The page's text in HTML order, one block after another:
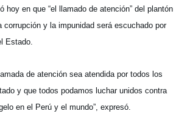
hoy en que “el llamado de atención” del plantón
corrupción y la impunidad será escuchado por
Estado.
de atención sea atendida por todos los
y que todos podamos luchar unidos contra
en el Perú y el mundo”, expresó.